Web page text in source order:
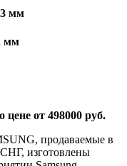
мм
мм
цене от 498000 руб.
продаваемые в
изготовлены